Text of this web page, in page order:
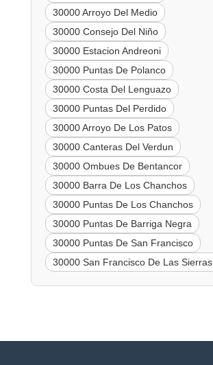
30000 Arroyo Del Medio
30000 Consejo Del Niño
30000 Estacion Andreoni
30000 Puntas De Polanco
30000 Costa Del Lenguazo
30000 Puntas Del Perdido
30000 Arroyo De Los Patos
30000 Canteras Del Verdun
30000 Ombues De Bentancor
30000 Barra De Los Chanchos
30000 Puntas De Los Chanchos
30000 Puntas De Barriga Negra
30000 Puntas De San Francisco
30000 San Francisco De Las Sierras